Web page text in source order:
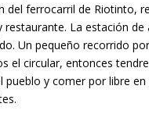
del ferrocarril de Riotinto,
restaurante. La estación de
Un pequeño recorrido
el circular, entonces
pueblo y comer por libre en